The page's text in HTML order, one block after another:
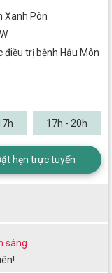
Xanh Pôn
trị bệnh Hậu Môn
17h - 20h
hẹn trực tuyến
sàng